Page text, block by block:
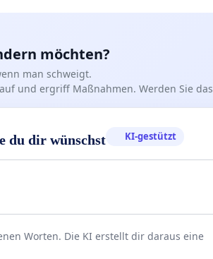
möchten?
man schweigt.
und ergriff Maßnahmen. Werden Sie
du dir wünschst KI-gestützt
Worten. Die KI erstellt dir daraus eine